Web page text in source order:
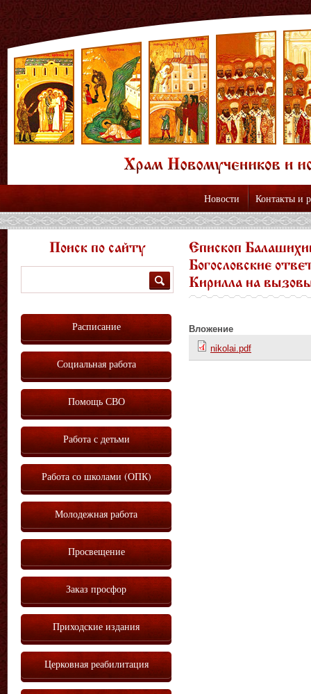
Новости Контакты и
Епископ
Богословские
Кирилла на
Вложение
nikolai.pdf
Поиск по сайту
Расписание
Социальная работа
Помощь СВО
Работа с детьми
Работа со школами (ОПК)
Молодежная работа
Просвещение
Заказ просфор
Приходские издания
Церковная реабилитация